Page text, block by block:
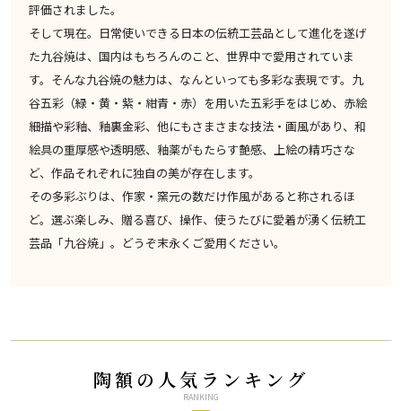
評価されました。
そして現在。日常使いできる日本の伝統工芸品として進化を遂げ
た九谷焼は、国内はもちろんのこと、世界中で愛用されていま
す。そんな九谷焼の魅力は、なんといっても多彩な表現です。九
谷五彩（緑・黄・紫・紺青・赤）を用いた五彩手をはじめ、赤絵
細描や彩釉、釉裏金彩、他にもさまさまな技法・画風があり、和
絵具の重厚感や透明感、釉薬がもたらす艶感、上絵の精巧さな
ど、作品それぞれに独自の美が存在します。
その多彩ぶりは、作家・窯元の数だけ作風があると称されるほ
ど。選ぶ楽しみ、贈る喜び、操作、使うたびに愛着が湧く伝統工
芸品「九谷焼」。どうぞ末永くご愛用ください。
陶額の人気ランキング
RANKING